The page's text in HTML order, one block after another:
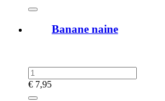
Banane naine
€ 7,95